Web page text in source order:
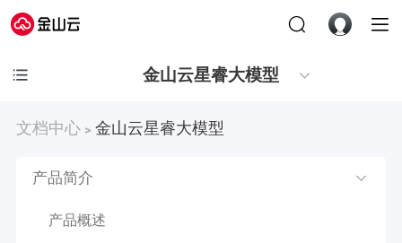
金山云星睿大模型
文档中心 > 金山云星睿大模型
产品简介
产品概述